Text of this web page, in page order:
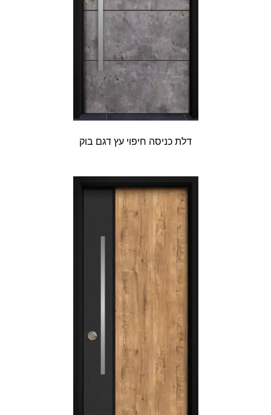
דלת כניסה חיפוי עץ דגם בוק